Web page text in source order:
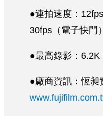
●連拍速度：
30fps（電子快門）
●最高錄影：6.2K
●廠商資訊：恆昶